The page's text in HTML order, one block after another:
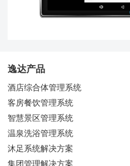
逸达产品
酒店综合体管理系统
客房餐饮管理系统
智慧景区管理系统
温泉洗浴管理系统
沐足系统解决方案
集团管理解决方案